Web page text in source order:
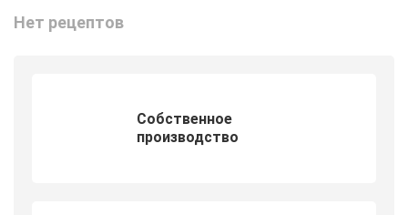
Нет рецептов
Собственное
производство